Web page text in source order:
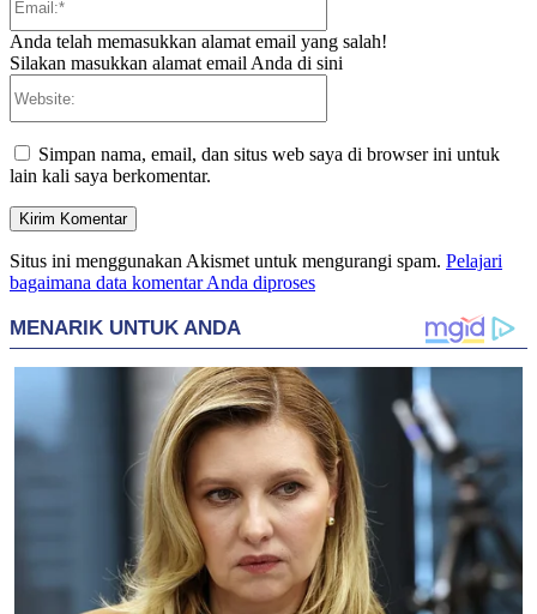
Anda telah memasukkan alamat email yang salah!
Silakan masukkan alamat email Anda di sini
Simpan nama, email, dan situs web saya di browser ini untuk
lain kali saya berkomentar.
Situs ini menggunakan Akismet untuk mengurangi spam. Pelajari
bagaimana data komentar Anda diproses